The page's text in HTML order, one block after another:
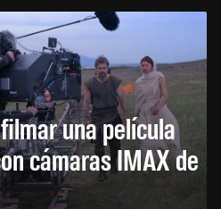
una película
cámaras IMAX de